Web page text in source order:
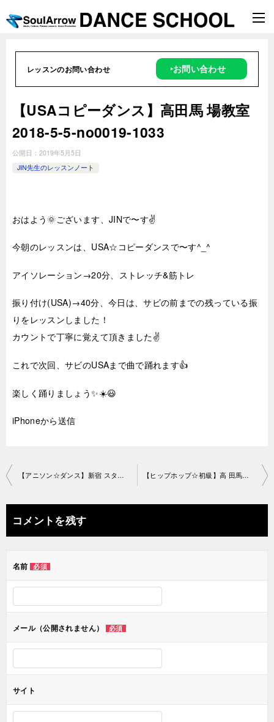
レッスンのお問い合わせ ‣お問い合わせ
【USAコピーダンス】高田馬 場教室
2018-5-5-no0019-1033
公開日： 2019年5月5日
JIN先生のレッスンノート
おはよう🌞ございます、JINで〜す✌️
今朝のレッスンは、USA☆コピーダンスで〜す^_^
アイソレーション→20分、ストレッチ&筋トレ
振り付け(USA)→40分、今日は、サビの前までの残っている振
りをレッスンしました！
カウントで丁寧に覚えて頂きました✌️
これで次回、サビのUSAまで曲で踊れます👍
楽しく踊りましょう✨☀️😃
iPhoneから送信
投
ナ
ビ
ー
ン
コメントを残す
名前 必須
メール（公開されません） 必須
サイト